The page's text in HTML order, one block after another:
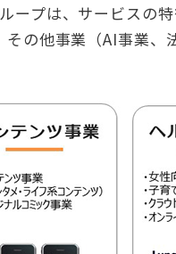
ープは、サービスの
の他事業（AI事業、